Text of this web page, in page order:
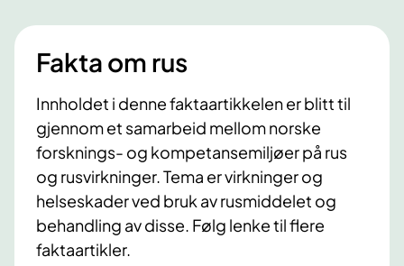
Fakta om rus
Innholdet i denne faktaartikkelen er blitt til
gjennom et samarbeid mellom norske
forsknings- og kompetansemiljøer på rus
og rusvirkninger. Tema er virkninger og
helseskader ved bruk av rusmiddelet og
behandling av disse. Følg lenke til flere
faktaartikler.